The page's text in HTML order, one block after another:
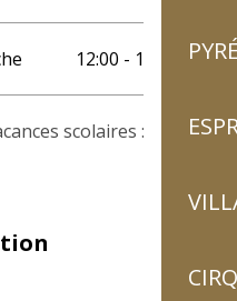
12:00 - 14:00
scolaires : week-